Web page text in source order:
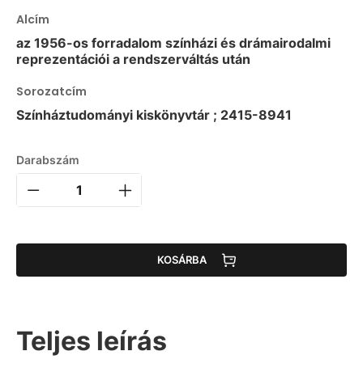
Alcím
az 1956-os forradalom színházi és drámairodalmi
reprezentációi a rendszerváltás után
Sorozatcím
Színháztudományi kiskönyvtár ; 2415-8941
Darabszám
KOSÁRBA
Teljes leírás